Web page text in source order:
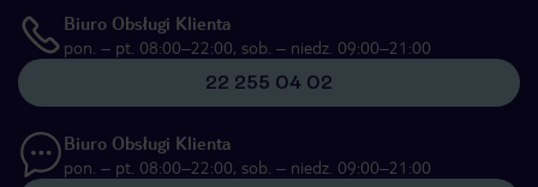
Biuro Obsługi Klienta
pon. – pt. 08:00–22:00, sob. – niedz. 09:00–21:00
22 255 04 02
Biuro Obsługi Klienta
pon. – pt. 08:00–22:00, sob. – niedz. 09:00–21:00